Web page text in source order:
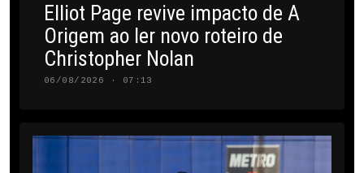
Elliot Page revive impacto de A
Origem ao ler novo roteiro de
Christopher Nolan
06/08/2026 · 07:13